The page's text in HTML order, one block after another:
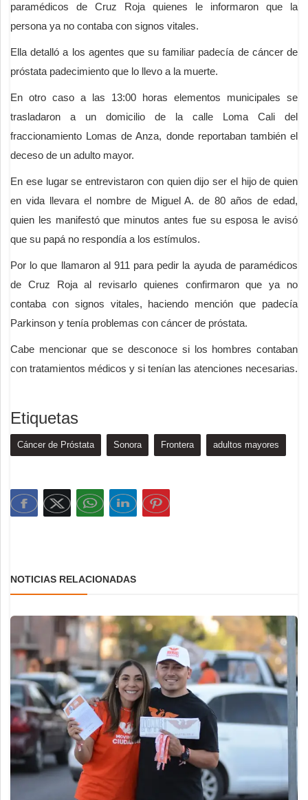
paramédicos de Cruz Roja quienes le informaron que la
persona ya no contaba con signos vitales.
Ella detalló a los agentes que su familiar padecía de cáncer de
próstata padecimiento que lo llevo a la muerte.
En otro caso a las 13:00 horas elementos municipales se
trasladaron a un domicilio de la calle Loma Cali del
fraccionamiento Lomas de Anza, donde reportaban también el
deceso de un adulto mayor.
En ese lugar se entrevistaron con quien dijo ser el hijo de quien
en vida llevara el nombre de Miguel A. de 80 años de edad,
quien les manifestó que minutos antes fue su esposa le avisó
que su papá no respondía a los estímulos.
Por lo que llamaron al 911 para pedir la ayuda de paramédicos
de Cruz Roja al revisarlo quienes confirmaron que ya no
contaba con signos vitales, haciendo mención que padecía
Parkinson y tenía problemas con cáncer de próstata.
Cabe mencionar que se desconoce si los hombres contaban
con tratamientos médicos y si tenían las atenciones necesarias.
Etiquetas
Cáncer de Próstata Sonora Frontera adultos mayores
NOTICIAS RELACIONADAS